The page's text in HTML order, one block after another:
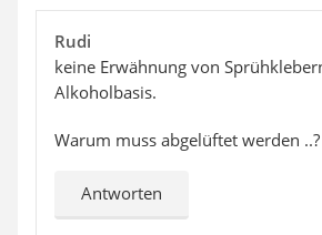
Rudi
keine Erwähnung von
Alkoholbasis.
Warum muss abgelüftet werden ..?
Antworten